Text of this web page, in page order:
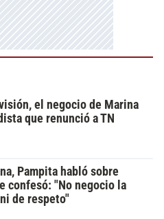
el negocio de Marina
que renunció a TN
Pampita habló sobre
confesó: "No negocio la
de respeto"